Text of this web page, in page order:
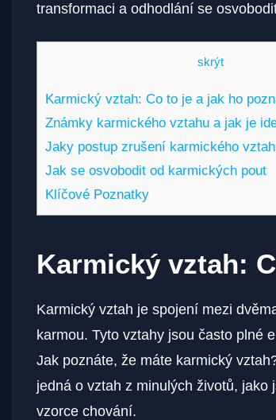
transformaci a odhodlání se
skrýt
Karmický vztah: Co to je a jak ho
Známky karmického vztahu a jak je
Jaky postup zrušení karmického
Jak se osvobodit od karmických pout
Klíčové Poznatky
Karmický vztah:
Karmický vztah je spojení mezi
karmou. Tyto vztahy ​jsou často‍ plné
Jak poznáte, že ⁤máte karmický
jedná o⁢ vztah z minulých životů,
vzorce chování.